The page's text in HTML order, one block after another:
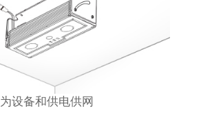
为设备和供电供网